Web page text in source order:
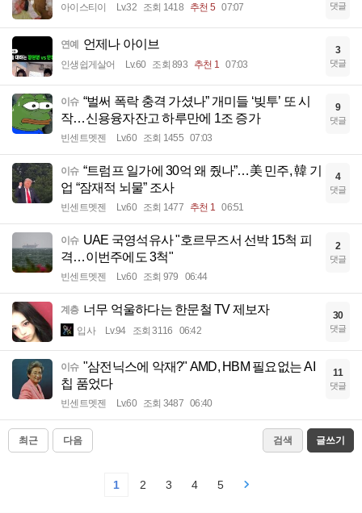
아이스티이 Lv.32 조회 1418 추천 5 07:07 댓글
연예 언제나 아이브
인생쉽게살어 Lv.60 조회 893 추천 1 07:03
3
댓글
이슈 “벌써 폭락 충격 가셨나” 개미들 ‘빚투’ 또 시
작…신용융자잔고 하루만에 1조 증가
빈센트멧젠 Lv.60 조회 1455 07:03
9
댓글
이슈 “트럼프 일가에 30억 왜 줬나”…美 민주, 韓 기
업 “잠재적 뇌물” 조사
빈센트멧젠 Lv.60 조회 1477 추천 1 06:51
4
댓글
이슈 UAE 국영석유사 "호르무즈서 선박 15척 피
격…이번주에도 3척"
빈센트멧젠 Lv.60 조회 979 06:44
2
댓글
계층 너무 억울하다는 한문철 TV 제보자
입사 Lv.94 조회 3116 06:42
30
댓글
이슈 "삼전닉스에 악재?" AMD, HBM 필요없는 AI
칩 품었다
빈센트멧젠 Lv.60 조회 3487 06:40
11
댓글
최근 다음 검색 글쓰기
1 2 3 4 5